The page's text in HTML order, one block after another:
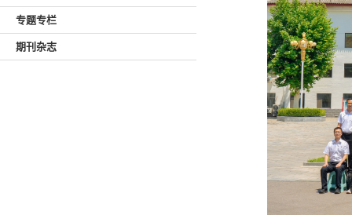
专题专栏
期刊杂志